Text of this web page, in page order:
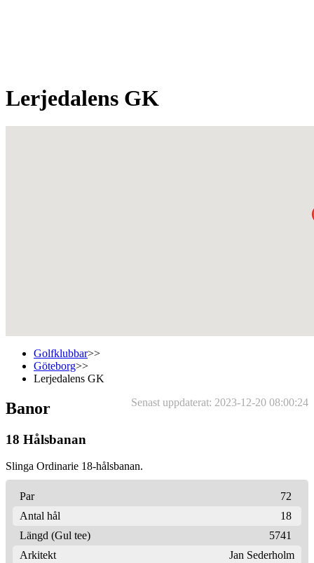
Lerjedalens GK
Golfklubbar>>
Göteborg>>
Lerjedalens GK
Senast uppdaterat: 2023-12-20 08:00:24
Banor
18 Hålsbanan
Slinga Ordinarie 18-hålsbanan.
Par
72
Antal hål
18
Längd (Gul tee)
5741
Arkitekt
Jan Sederholm